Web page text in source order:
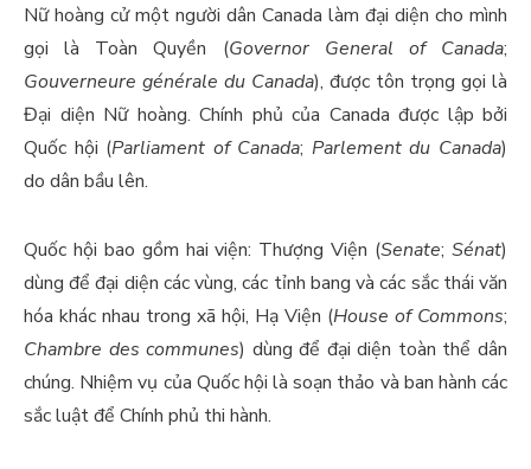
Nữ hoàng cử một người dân Canada làm đại diện cho mình
gọi là Toàn Quyền (Governor General of Canada;
Gouverneure générale du Canada), được tôn trọng gọi là
Đại diện Nữ hoàng. Chính phủ của Canada được lập bởi
Quốc hội (Parliament of Canada; Parlement du Canada)
do dân bầu lên.
Quốc hội bao gồm hai viện: Thượng Viện (Senate;Sénat)
dùng để đại diện các vùng, các tỉnh bang và các sắc thái văn
hóa khác nhau trong xã hội, Hạ Viện (House of Commons;
Chambre des communes) dùng để đại diện toàn thể dân
chúng. Nhiệm vụ của Quốc hội là soạn thảo và ban hành các
sắc luật để Chính phủ thi hành.